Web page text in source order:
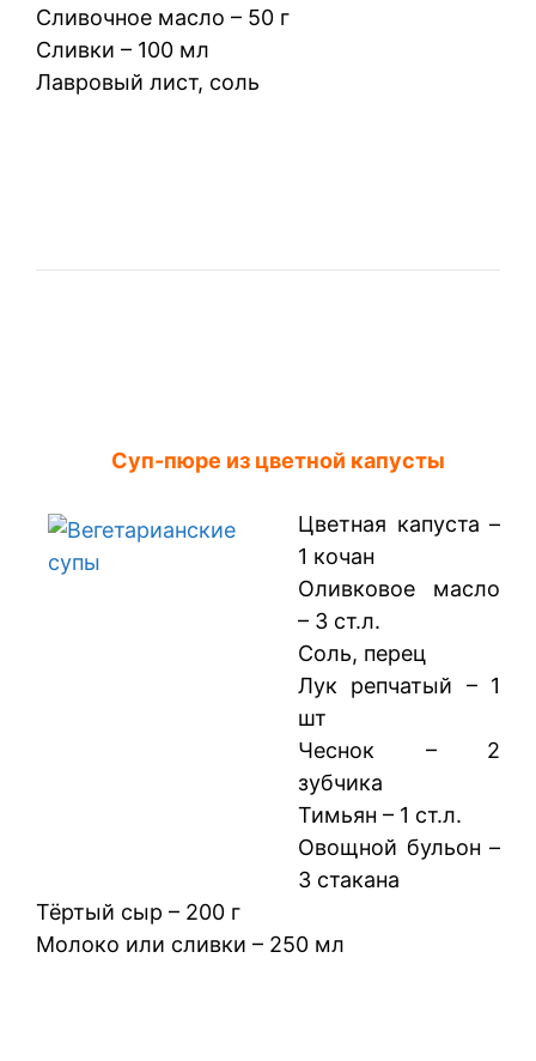
Сливочное масло – 50 г
Сливки – 100 мл
Лавровый лист, соль
Суп-пюре из цветной капусты
Цветная капуста –
1 кочан
Оливковое масло
– 3 ст.л.
Соль, перец
Лук репчатый – 1
шт
Чеснок – 2
зубчика
Тимьян – 1 ст.л.
Овощной бульон –
3 стакана
Тёртый сыр – 200 г
Молоко или сливки – 250 мл